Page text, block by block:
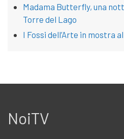
Madama Butterfly, una
Torre del Lago
I Fossi dell’Arte in mostra
NoiTV